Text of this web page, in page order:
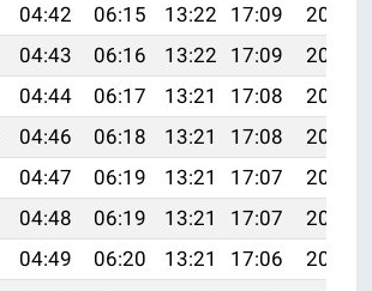
04:42 06:15 13:22 17:09
20:19
04:43 06:16 13:22 17:09
20:17
04:44 06:17 13:21 17:08
20:16
04:46 06:18 13:21 17:08
20:15
04:47 06:19 13:21 17:07
20:14
04:48 06:19 13:21 17:07
20:12
04:49 06:20 13:21 17:06
20:11